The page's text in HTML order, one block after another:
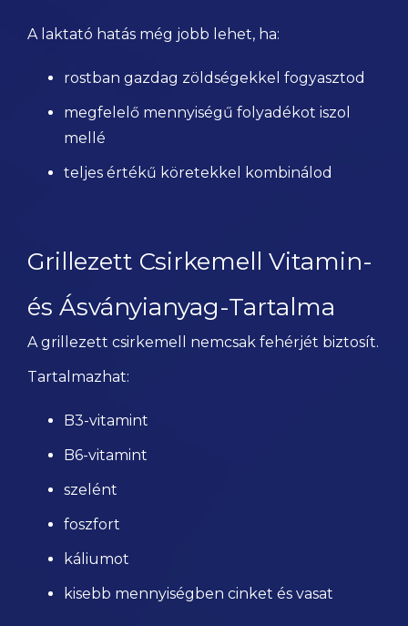
A laktató hatás még jobb lehet, ha:
rostban gazdag zöldségekkel fogyasztod
megfelelő mennyiségű folyadékot iszol
mellé
teljes értékű köretekkel kombinálod
Grillezett Csirkemell Vitamin-
és Ásványianyag-Tartalma
A grillezett csirkemell nemcsak fehérjét biztosít.
Tartalmazhat:
B3-vitamint
B6-vitamint
szelént
foszfort
káliumot
kisebb mennyiségben cinket és vasat